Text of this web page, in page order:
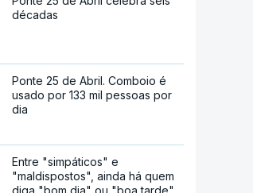
décadas
Ponte 25 de Abril. Comboio é
usado por 133 mil pessoas por
dia
Entre "simpáticos" e
"maldispostos", ainda há quem